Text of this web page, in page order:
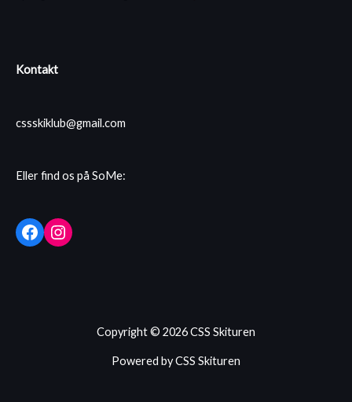
Kontakt
cssskiklub@gmail.com
Eller find os på SoMe:
Facebook
Instagram
Copyright © 2026 CSS Skituren
Powered by CSS Skituren